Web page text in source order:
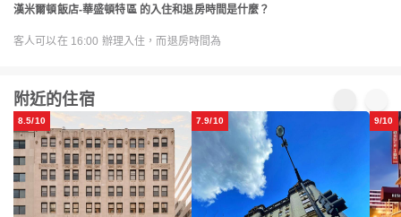
漢米爾頓飯店-華盛頓特區 的入住和退房時間是什麼？
客人可以在 16:00 辦理入住，而退房時間為
附近的住宿
8.5/10 7.9/10 9/10